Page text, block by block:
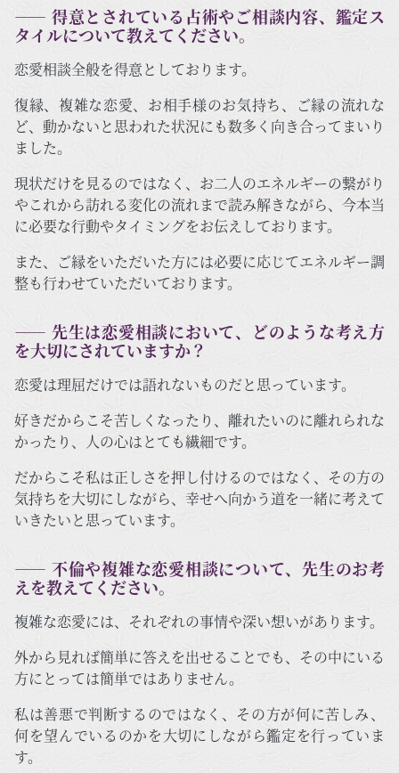
―― 得意とされている占術やご相談内容、鑑定ス
タイルについて教えてください。
恋愛相談全般を得意としております。
復縁、複雑な恋愛、お相手様のお気持ち、ご縁の流れな
ど、動かないと思われた状況にも数多く向き合ってまいり
ました。
現状だけを見るのではなく、お二人のエネルギーの繋がり
やこれから訪れる変化の流れまで読み解きながら、今本当
に必要な行動やタイミングをお伝えしております。
また、ご縁をいただいた方には必要に応じてエネルギー調
整も行わせていただいております。
―― 先生は恋愛相談において、どのような考え方
を大切にされていますか？
恋愛は理屈だけでは語れないものだと思っています。
好きだからこそ苦しくなったり、離れたいのに離れられな
かったり、人の心はとても繊細です。
だからこそ私は正しさを押し付けるのではなく、その方の
気持ちを大切にしながら、幸せへ向かう道を一緒に考えて
いきたいと思っています。
―― 不倫や複雑な恋愛相談について、先生のお考
えを教えてください。
複雑な恋愛には、それぞれの事情や深い想いがあります。
外から見れば簡単に答えを出せることでも、その中にいる
方にとっては簡単ではありません。
私は善悪で判断するのではなく、その方が何に苦しみ、
何を望んでいるのかを大切にしながら鑑定を行っていま
す。